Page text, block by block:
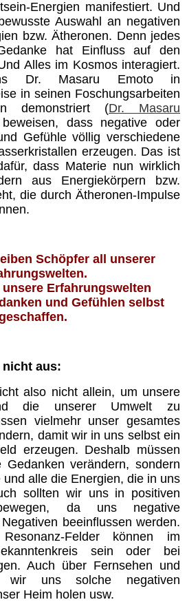
Energien manifestiert. Und
Auswahl an negativen
bzw. Ätheronen. Denn jedes
hat Einfluss auf den
Alles im Kosmos interagiert.
Dr. Masaru Emoto in
in seinen Foschungsarbeiten
demonstriert (Dr. Masaru
dass negative oder
Gefühle völlig verschiedene
erzeugen. Das ist
dass Materie nun wirklich
aus Energiekörpern bzw.
die durch Ätheronen-Impulse
Schöpfer all unserer
Erfahrungswelten
und Gefühlen selbst
aus:
also nicht allein, um unsere
die unserer Umwelt zu
vielmehr unser gesamtes
damit wir in uns selbst ein
erzeugen. Deshalb müssen
verändern, sondern
alle die Energien, die in uns
sollten wir uns in positiven
da uns negative
beeinflussen werden.
Felder können im
sein oder bei
Auch über Fernsehen und
wir uns solche negativen
Heim holen usw.